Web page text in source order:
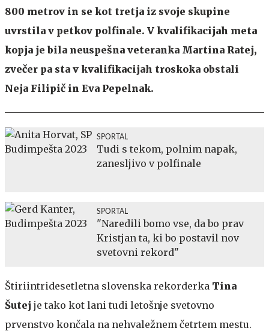
800 metrov in se kot tretja iz svoje skupine
uvrstila v petkov polfinale. V kvalifikacijah meta
kopja je bila neuspešna veteranka Martina Ratej,
zvečer pa sta v kvalifikacijah troskoka obstali
Neja Filipič in Eva Pepelnak.
SPORTAL
Tudi s tekom, polnim napak,
zanesljivo v polfinale
SPORTAL
"Naredili bomo vse, da bo prav
Kristjan ta, ki bo postavil nov
svetovni rekord"
Štiriintridesetletna slovenska rekorderka Tina
Šutej je tako kot lani tudi letošnje svetovno
prvenstvo končala na nehvaležnem četrtem mestu.